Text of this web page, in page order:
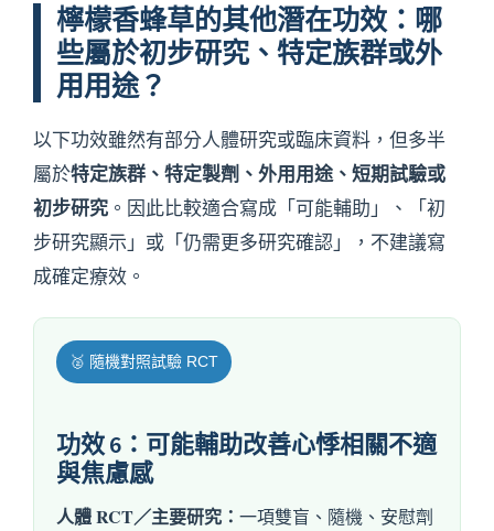
檸檬香蜂草的其他潛在功效：哪
些屬於初步研究、特定族群或外
用用途？
以下功效雖然有部分人體研究或臨床資料，但多半
屬於特定族群、特定製劑、外用用途、短期試驗或
初步研究 。因此比較適合寫成「可能輔助」、「初
步研究顯示」或「仍需更多研究確認」，不建議寫
成確定療效。
🥈 隨機對照試驗 RCT
功效 6：可能輔助改善心悸相關不適
與焦慮感
人體 RCT／主要研究： 一項雙盲、隨機、安慰劑